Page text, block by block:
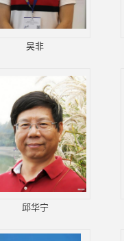
吴非
邱华宁